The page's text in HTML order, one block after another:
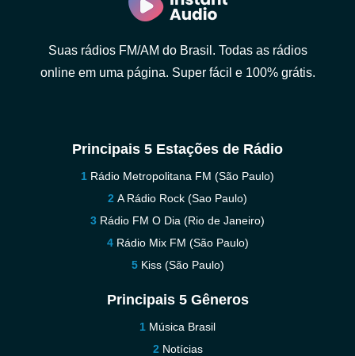
Suas rádios FM/AM do Brasil. Todas as rádios
online em uma página. Super fácil e 100% grátis.
Principais 5 Estações de Rádio
Rádio Metropolitana FM (São Paulo)
A Rádio Rock (Sao Paulo)
Rádio FM O Dia (Rio de Janeiro)
Rádio Mix FM (São Paulo)
Kiss (São Paulo)
Principais 5 Gêneros
Música Brasil
Notícias